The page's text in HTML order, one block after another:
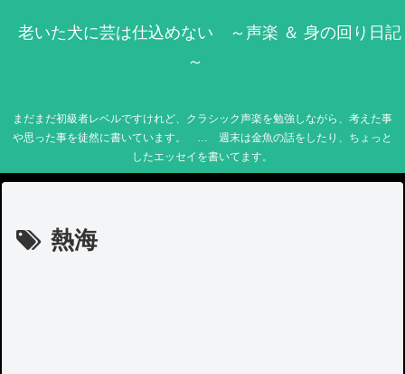
老いた犬に芸は仕込めない ～声楽 ＆ 身の回り日記
～
まだまだ初級者レベルですけれど、クラシック声楽を勉強しながら、考えた事
や思った事を徒然に書いています。 … 週末は金魚の話をしたり、ちょっと
したエッセイを書いてます。
熱海